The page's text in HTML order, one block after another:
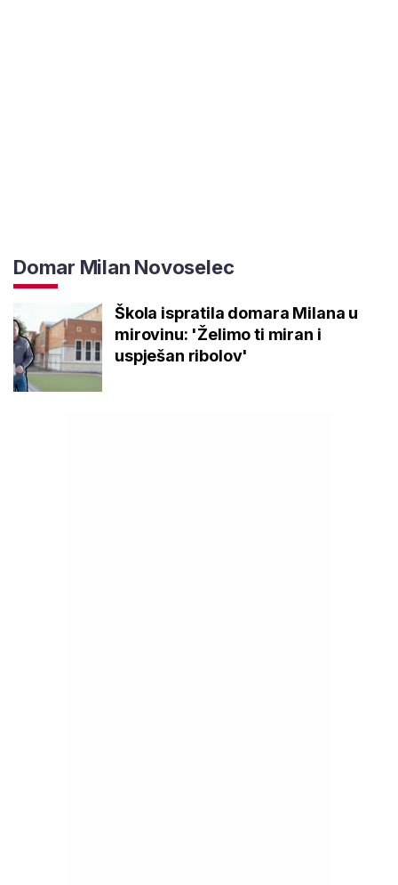
Domar Milan Novoselec
Škola ispratila domara Milana u
mirovinu: 'Želimo ti miran i
uspješan ribolov'